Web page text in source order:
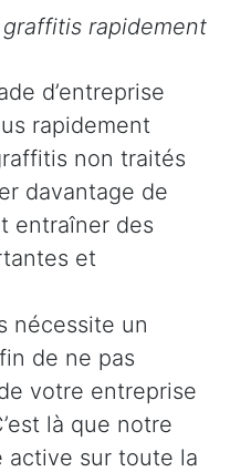
rapidement
d’entreprise
rapidement
non traités
davantage de
entraîner des
et
nécessite un
de ne pas
votre entreprise
là que notre
active sur toute la